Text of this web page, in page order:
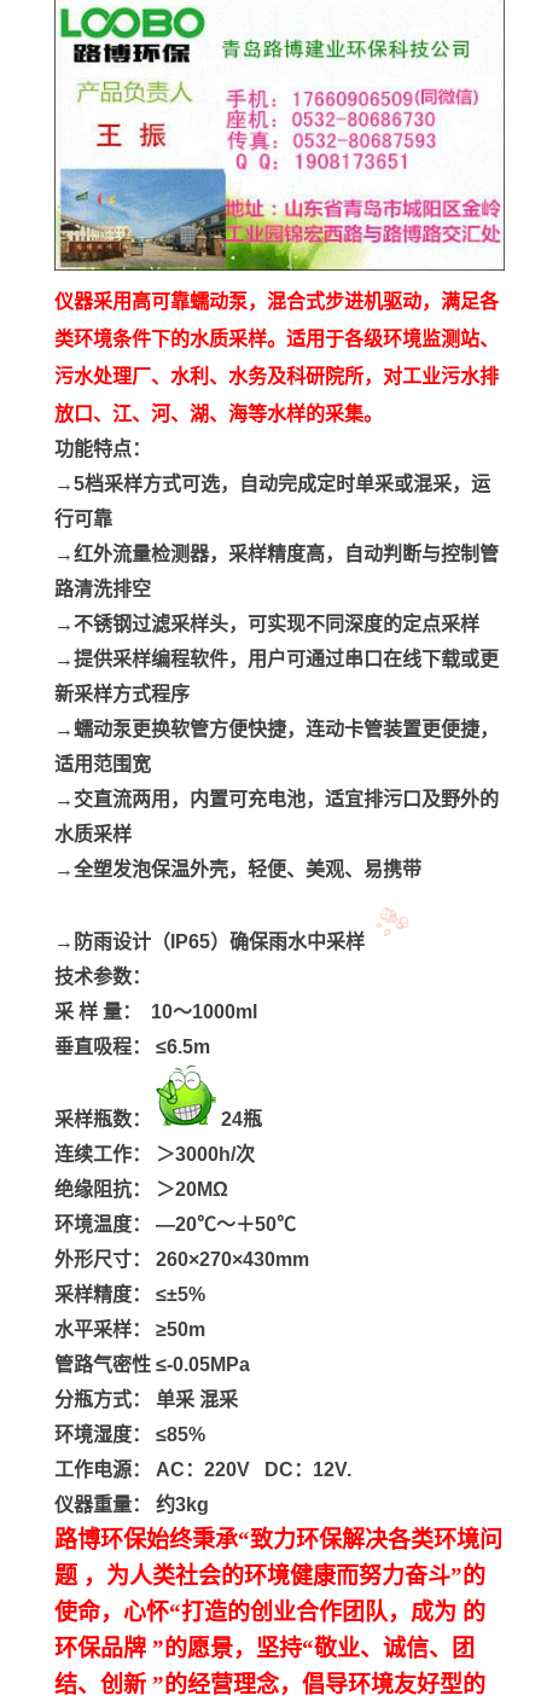
仪器采用高可靠蠕动泵，混合式步进机驱动，满足各
类环境条件下的水质采样。适用于各级环境监测站、
污水处理厂、水利、水务及科研院所，对工业污水排
放口、江、河、湖、海等水样的采集。
功能特点：
→5档采样方式可选，自动完成定时单采或混采，运
行可靠
→红外流量检测器，采样精度高，自动判断与控制管
路清洗排空
→不锈钢过滤采样头，可实现不同深度的定点采样
→提供采样编程软件，用户可通过串口在线下载或更
新采样方式程序
→蠕动泵更换软管方便快捷，连动卡管装置更便捷，
适用范围宽
→交直流两用，内置可充电池，适宜排污口及野外的
水质采样
→全塑发泡保温外壳，轻便、美观、易携带
→防雨设计（IP65）确保雨水中采样
技术参数：
采 样 量： 10～1000ml
垂直吸程：
≤6.5m
采样瓶数：
24瓶
连续工作：
＞3000h/次
绝缘阻抗：
＞20MΩ
环境温度：
—20℃～＋50℃
外形尺寸：
260×270×430mm
采样精度：
≤±5%
水平采样：
≥50m
管路气密性 ≤-0.05MPa
分瓶方式：
单采 混采
环境湿度：
≤85%
工作电源：
AC：220V DC：12V.
仪器重量：
约3kg
路博环保始终秉承“致力环保解决各类环境问
题 ，为人类社会的环境健康而努力奋斗”的
使命，心怀“打造的创业合作团队，成为 的
环保品牌 ”的愿景，坚持“敬业、诚信、团
结、创新 ”的经营理念，倡导环境友好型的